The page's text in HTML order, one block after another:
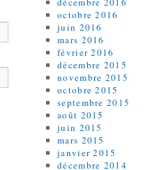
octobre 2016
juin 2016
mars 2016
février 2016
décembre 2015
novembre 2015
octobre 2015
septembre 2015
août 2015
juin 2015
mars 2015
janvier 2015
décembre 2014